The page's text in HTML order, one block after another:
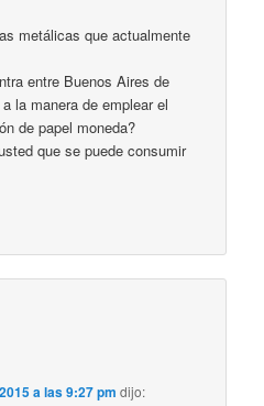
metálicas que actualmente
entre Buenos Aires de
la manera de emplear el
de papel moneda?
que se puede consumir
a las 9:27 pm dijo: